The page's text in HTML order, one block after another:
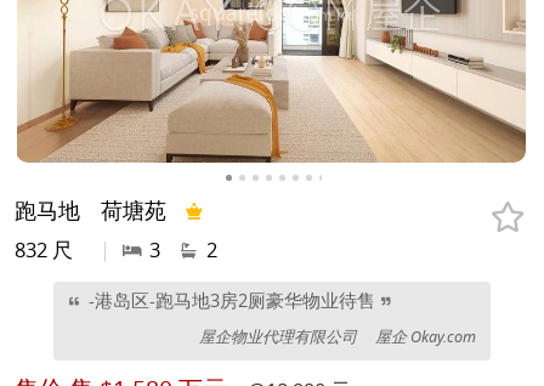
跑马地 荷塘苑
832 尺 | 3 2
-港岛区-跑马地3房2厕豪华物业待售
屋企物业代理有限公司 屋企 Okay.com